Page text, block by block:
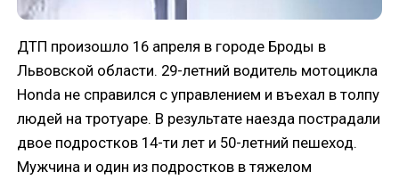
ДТП произошло 16 апреля в городе Броды в
Львовской области. 29-летний водитель мотоцикла
Honda не справился с управлением и въехал в толпу
людей на тротуаре. В результате наезда пострадали
двое подростков 14-ти лет и 50-летний пешеход.
Мужчина и один из подростков в тяжелом